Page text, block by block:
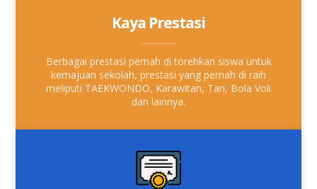
Kaya Prestasi
Berbagai prestasi pernah di torehkan siswa untuk
kemajuan sekolah, prestasi yang pernah di raih
meliputi TAEKWONDO, Karawitan, Tari, Bola Voli
dan lainnya.